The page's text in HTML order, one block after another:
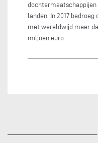
dochtermaatschappijen
landen. In 2017
met wereldwijd meer
miljoen euro.